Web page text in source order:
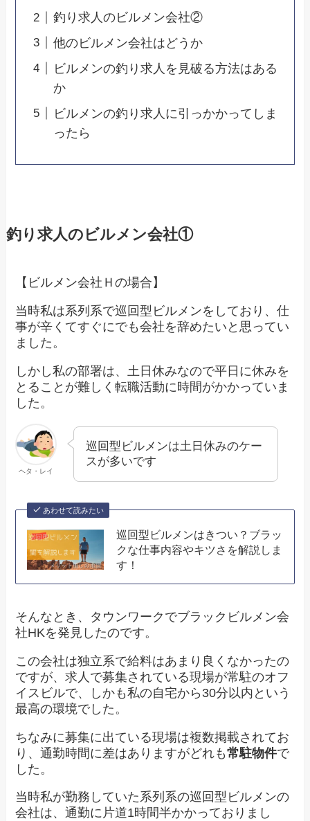
釣り求人のビルメン会社②
他のビルメン会社はどうか
ビルメンの釣り求人を見破る方法はある
か
ビルメンの釣り求人に引っかかってしま
ったら
釣り求人のビルメン会社①
【ビルメン会社Ｈの場合】
当時私は系列系で巡回型ビルメンをしており、仕
事が辛くてすぐにでも会社を辞めたいと思ってい
ました。
しかし私の部署は、土日休みなので平日に休みを
とることが難しく転職活動に時間がかかっていま
した。
ヘタ・レイ
巡回型ビルメンは土日休みのケー
スが多いです
あわせて読みたい
巡回型ビルメンはきつい？ブラッ
クな仕事内容やキツさを解説しま
す！
そんなとき、タウンワークでブラックビルメン会
社HKを発見したのです。
この会社は独立系で給料はあまり良くなかったの
ですが、求人で募集されている現場が常駐のオフ
イスビルで、しかも私の自宅から30分以内という
最高の環境でした。
ちなみに募集に出ている現場は複数掲載されてお
り、通勤時間に差はありますがどれも常駐物件で
した。
当時私が勤務していた系列系の巡回型ビルメンの
会社は、通勤に片道1時間半かかっておりまし